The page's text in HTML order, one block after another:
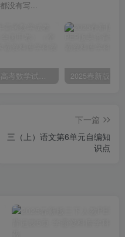
没有写...
2024年高考数学试卷（文）（全国甲卷）（空白卷）
下一篇
三（上）语文第6单元自编知
识点